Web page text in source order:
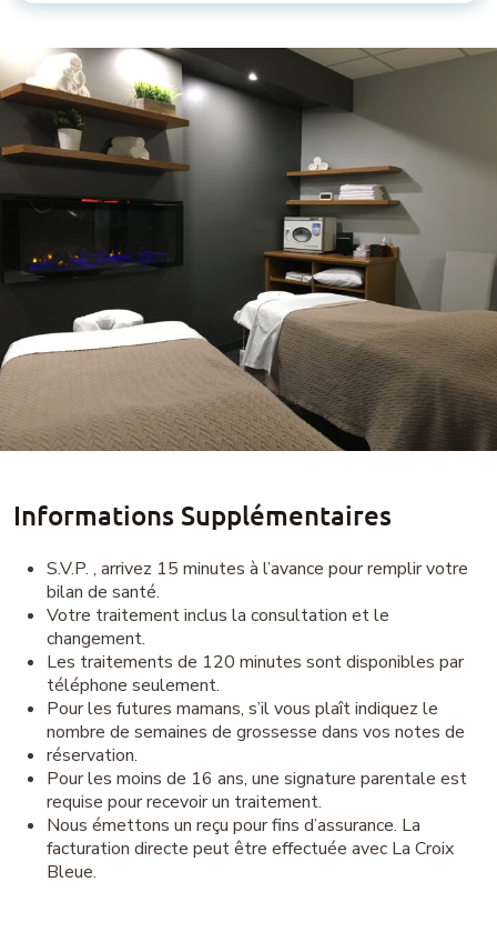
Informations Supplémentaires
S.V.P. , arrivez 15 minutes à l’avance pour remplir votre
bilan de santé.
Votre traitement inclus la consultation et le
changement.
Les traitements de 120 minutes sont disponibles par
téléphone seulement.
Pour les futures mamans, s’il vous plaît indiquez le
nombre de semaines de grossesse dans vos notes de
réservation.
Pour les moins de 16 ans, une signature parentale est
requise pour recevoir un traitement.
Nous émettons un reçu pour fins d’assurance. La
facturation directe peut être effectuée avec La Croix
Bleue.